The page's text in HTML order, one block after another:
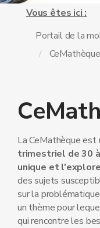
Vous êtes ici :
Portail de la
CeMathèque
La CeMathèque est
trimestriel de 30
unique et
des sujets
sur la
un thème pour
qui rencontre les